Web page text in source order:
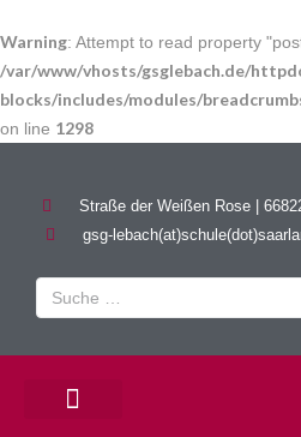
Warning: Attempt to read property
/var/www/vhosts/gsglebach.de/
blocks/includes/modules/
on line 1298
Straße der Weißen Rose |
gsg-